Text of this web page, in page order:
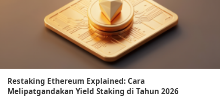
Restaking Ethereum Explained: Cara
Melipatgandakan Yield Staking di Tahun 2026